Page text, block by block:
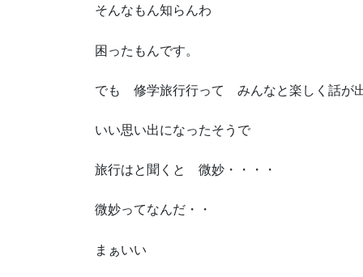
そんなもん知らんわ
困ったもんです。
でも 修学旅行行って みんなと楽しく話が
いい思い出になったそうで
旅行はと聞くと 微妙・・・・
微妙ってなんだ・・
まぁいい